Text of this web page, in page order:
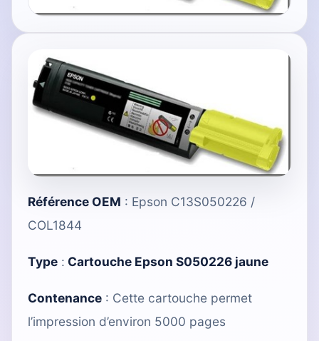
Référence OEM : Epson C13S050226 /
COL1844
Type : Cartouche Epson S050226 jaune
Contenance : Cette cartouche permet
l’impression d’environ 5000 pages